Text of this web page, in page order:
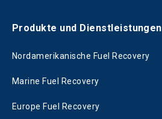
Produkte und Dienstleistungen
Nordamerikanische Fuel Recovery
Marine Fuel Recovery
Europe Fuel Recovery